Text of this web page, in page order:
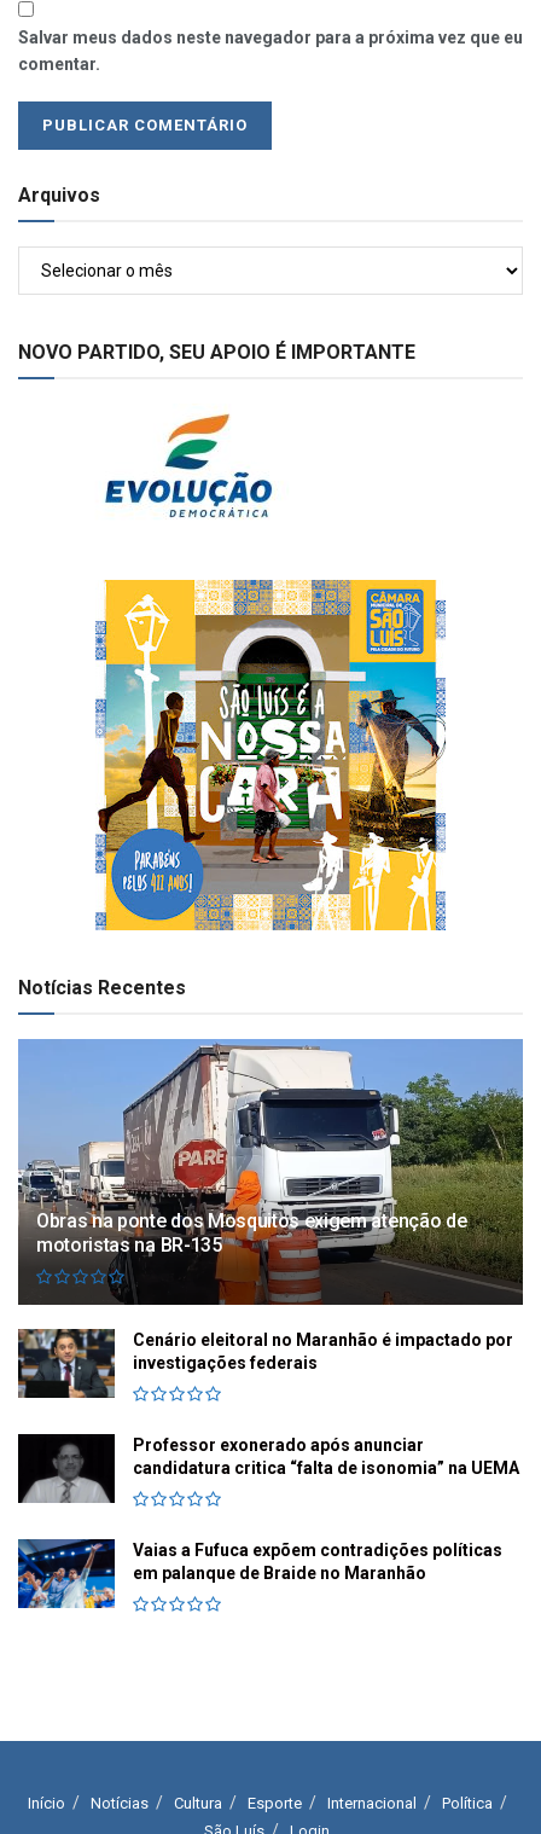
Salvar meus dados neste navegador para a próxima vez que eu
comentar.
Arquivos
NOVO PARTIDO, SEU APOIO É IMPORTANTE
Notícias Recentes
Obras na ponte dos Mosquitos exigem atenção de
motoristas na BR-135
Cenário eleitoral no Maranhão é impactado por
investigações federais
Professor exonerado após anunciar
candidatura critica “falta de isonomia” na UEMA
Vaias a Fufuca expõem contradições políticas
em palanque de Braide no Maranhão
Início Notícias Cultura Esporte Internacional
Política